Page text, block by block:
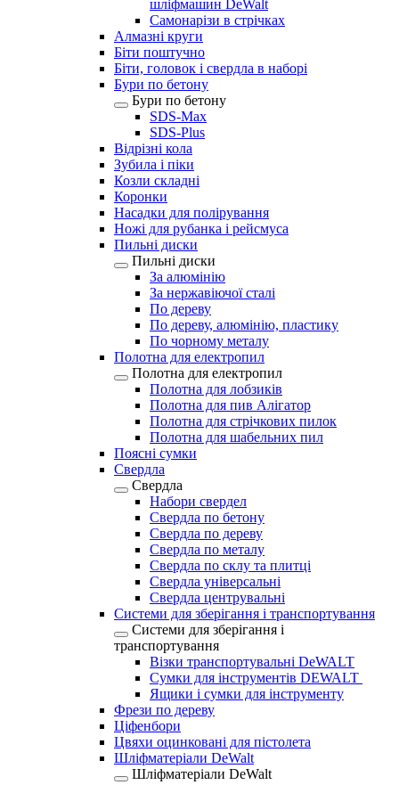
шліфмашин DeWalt
Самонарізи в стрічках
Алмазні круги
Біти поштучно
Біти, головок і свердла в наборі
Бури по бетону
Бури по бетону
SDS-Max
SDS-Plus
Відрізні кола
Зубила і піки
Козли складні
Коронки
Насадки для полірування
Ножі для рубанка і рейсмуса
Пильні диски
Пильні диски
За алюмінію
За нержавіючої сталі
По дереву
По дереву, алюмінію, пластику
По чорному металу
Полотна для електропил
Полотна для електропил
Полотна для лобзиків
Полотна для пив Алігатор
Полотна для стрічкових пилок
Полотна для шабельних пил
Поясні сумки
Свердла
Свердла
Набори свердел
Свердла по бетону
Свердла по дереву
Свердла по металу
Свердла по склу та плитці
Свердла універсальні
Свердла центрувальні
Системи для зберігання і транспортування
Системи для зберігання і
транспортування
Візки транспортувальні DeWALT
Сумки для інструментів DEWALT
Ящики і сумки для інструменту
Фрези по дереву
Ціфенбори
Цвяхи оцинковані для пістолета
Шліфматеріали DeWalt
Шліфматеріали DeWalt